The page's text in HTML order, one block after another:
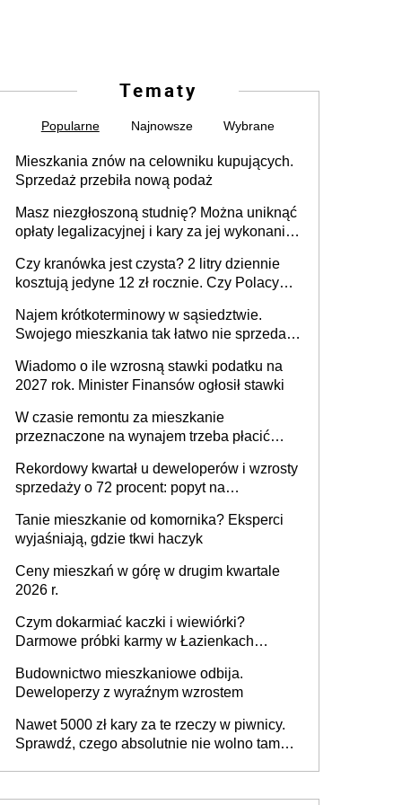
Tematy
Popularne Najnowsze Wybrane
Mieszkania znów na celowniku kupujących.
Sprzedaż przebiła nową podaż
Masz niezgłoszoną studnię? Można uniknąć
opłaty legalizacyjnej i kary za jej wykonanie,
Czy kranówka jest czysta? 2 litry dziennie
kosztują jedyne 12 zł rocznie. Czy Polacy
Najem krótkoterminowy w sąsiedztwie.
Swojego mieszkania tak łatwo nie sprzedaż
Wiadomo o ile wzrosną stawki podatku na
2027 rok. Minister Finansów ogłosił stawki
W czasie remontu za mieszkanie
przeznaczone na wynajem trzeba płacić
realizuje w nim potrzeb mieszkaniowych
Rekordowy kwartał u deweloperów i wzrosty
sprzedaży o 72 procent: popyt na
Tanie mieszkanie od komornika? Eksperci
wyjaśniają, gdzie tkwi haczyk
Ceny mieszkań w górę w drugim kwartale
2026 r.
Czym dokarmiać kaczki i wiewiórki?
Darmowe próbki karmy w Łazienkach
edukacyjna]
Budownictwo mieszkaniowe odbija.
Deweloperzy z wyraźnym wzrostem
Nawet 5000 zł kary za te rzeczy w piwnicy.
Sprawdź, czego absolutnie nie wolno tam